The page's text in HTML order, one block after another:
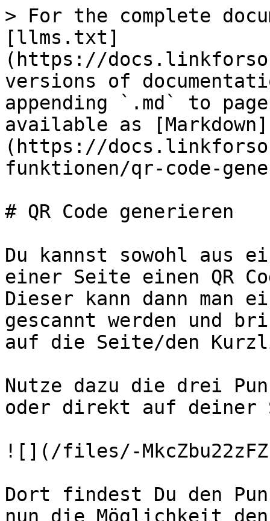
> For the complete
[llms.txt]
(https://
versions of
appending `.md` to
available as [Markdown]
(https://
funktionen/qr-code-
# QR Code generieren
Du kannst sowohl aus
einer Seite einen QR
Dieser kann dann man
gescannt werden und
auf die Seite/den
Nutze dazu die drei
oder direkt auf deiner
![](/files/-
Dort findest Du den
nun die Möglichkeit